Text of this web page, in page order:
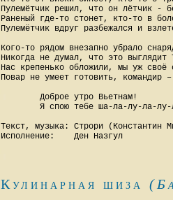
Пулемётчик решил, что он лётчик -
Раненый где-то стонет, кто-то в
Пулемётчик вдруг разбежался и
Кого-то рядом внезапно убрало
Никогда не думал, что это выглядит
Нас крепенько обложили, мы уж своё
Повар не умеет готовить, командир
        Доброе утро Вьетнам!
Я спою тебе ша-ла-лу-ла-
Текст, музыка: Строри (Константин
Кулинарная шиза